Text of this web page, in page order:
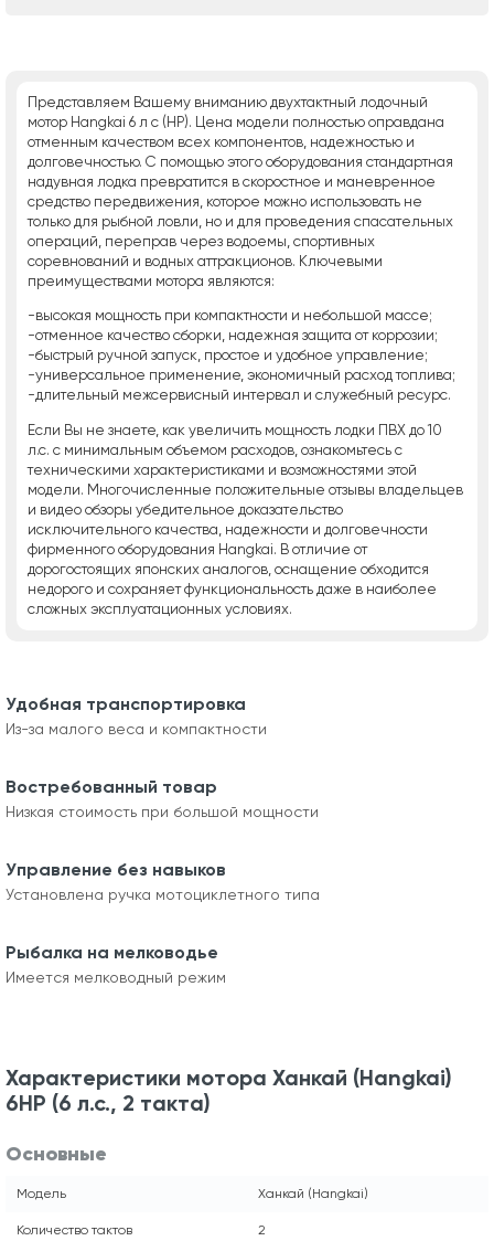
Представляем Вашему вниманию двухтактный лодочный
мотор Hangkai 6 л с (HP). Цена модели полностью оправдана
отменным качеством всех компонентов, надежностью и
долговечностью. С помощью этого оборудования стандартная
надувная лодка превратится в скоростное и маневренное
средство передвижения, которое можно использовать не
только для рыбной ловли, но и для проведения спасательных
операций, переправ через водоемы, спортивных
соревнований и водных аттракционов. Ключевыми
преимуществами мотора являются:
-высокая мощность при компактности и небольшой массе;
-отменное качество сборки, надежная защита от коррозии;
-быстрый ручной запуск, простое и удобное управление;
-универсальное применение, экономичный расход топлива;
-длительный межсервисный интервал и служебный ресурс.
Если Вы не знаете, как увеличить мощность лодки ПВХ до 10
л.с. с минимальным объемом расходов, ознакомьтесь с
техническими характеристиками и возможностями этой
модели. Многочисленные положительные отзывы владельцев
и видео обзоры убедительное доказательство
исключительного качества, надежности и долговечности
фирменного оборудования Hangkai. В отличие от
дорогостоящих японских аналогов, оснащение обходится
недорого и сохраняет функциональность даже в наиболее
сложных эксплуатационных условиях.
Удобная транспортировка
Из-за малого веса и компактности
Востребованный товар
Низкая стоимость при большой мощности
Управление без навыков
Установлена ручка мотоциклетного типа
Рыбалка на мелководье
Имеется мелководный режим
Характеристики мотора Ханкай (Hangkai)
6HP (6 л.с., 2 такта)
Основные
Модель Ханкай (Hangkai)
Количество тактов 2